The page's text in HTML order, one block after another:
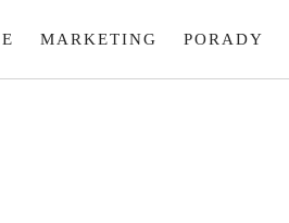
MARKETING PORADY